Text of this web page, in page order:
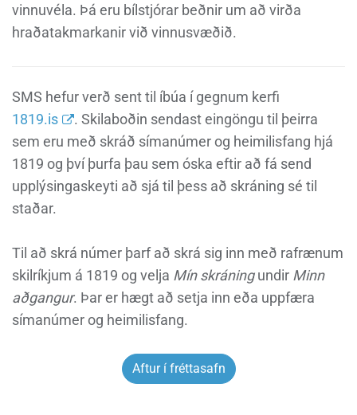
vinnuvéla. Þá eru bílstjórar beðnir um að virða
hraðatakmarkanir við vinnusvæðið.
SMS hefur verð sent til íbúa í gegnum kerfi
1819.is
. Skilaboðin sendast eingöngu til þeirra
sem eru með skráð símanúmer og heimilisfang hjá
1819 og því þurfa þau sem óska eftir að fá send
upplýsingaskeyti að sjá til þess að skráning sé til
staðar.
Til að skrá númer þarf að skrá sig inn með rafrænum
skilríkjum á 1819 og velja Mín skráningundir Minn
aðgangur. Þar er hægt að setja inn eða uppfæra
símanúmer og heimilisfang.
Aftur í fréttasafn